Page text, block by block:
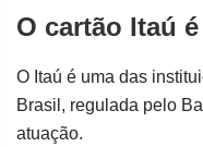
O cartão Itaú
O Itaú é uma das
Brasil, regulada pelo
atuação.